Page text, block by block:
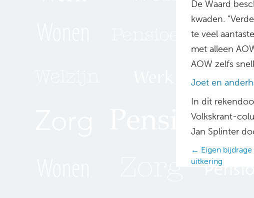
De Waard
kwaden.
te veel
met alleen
AOW zelfs
Joet en
In dit
Volkskrant-
Jan Splinter
Posts
navigation
← Eigen
uitkering